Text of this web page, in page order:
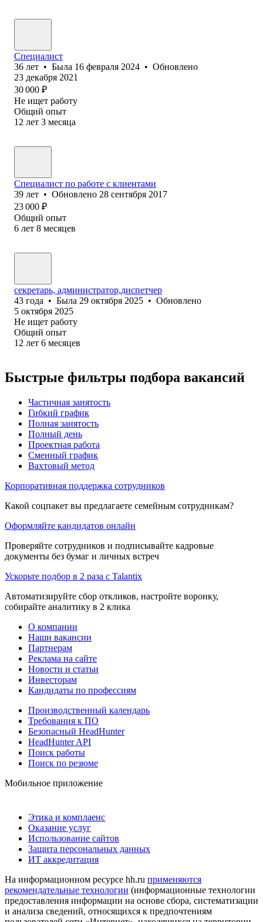
Специалист
36 лет • Была 16 февраля 2024 • Обновлено
23 декабря 2021
30 000 ₽
Не ищет работу
Общий опыт
12 лет 3 месяца
Специалист по работе с клиентами
39 лет • Обновлено 28 сентября 2017
23 000 ₽
Общий опыт
6 лет 8 месяцев
секретарь, администратор,диспетчер
43 года • Была 29 октября 2025 • Обновлено
5 октября 2025
Не ищет работу
Общий опыт
12 лет 6 месяцев
Быстрые фильтры подбора вакансий
Частичная занятость
Гибкий график
Полная занятость
Полный день
Проектная работа
Сменный график
Вахтовый метод
Корпоративная поддержка сотрудников
Какой соцпакет вы предлагаете семейным сотрудникам?
Оформляйте кандидатов онлайн
Проверяйте сотрудников и подписывайте кадровые
документы без бумаг и личных встреч
Ускорьте подбор в 2 раза с Talantix
Автоматизируйте сбор откликов, настройте воронку,
собирайте аналитику в 2 клика
О компании
Наши вакансии
Партнерам
Реклама на сайте
Новости и статьи
Инвесторам
Кандидаты по профессиям
Производственный календарь
Требования к ПО
Безопасный HeadHunter
HeadHunter API
Поиск работы
Поиск по резюме
Мобильное приложение
Этика и комплаенс
Оказание услуг
Использование сайтов
Защита персональных данных
ИТ аккредитация
На информационном ресурсе hh.ru применяются
рекомендательные технологии (информационные технологии
предоставления информации на основе сбора, систематизации
и анализа сведений, относящихся к предпочтениям